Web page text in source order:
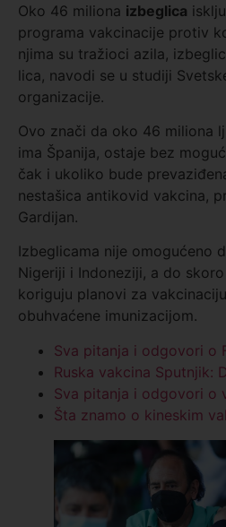
Oko 46 miliona izbeglica
programa vakcinacije protiv
njima su tražioci azila,
lica, navodi se u studiji
organizacije.
Ovo znači da oko 46 miliona
ima Španija, ostaje bez
čak i ukoliko bude
nestašica antikovid vakcina,
Gardijan.
Izbeglicama nije omogućeno
Nigeriji i Indoneziji, a do
koriguju planovi za
obuhvaćene imunizacijom.
Sva pitanja i odgovori o
Ruska vakcina Sputnjik:
Sva pitanja i odgovori o
Šta znamo o kineskim